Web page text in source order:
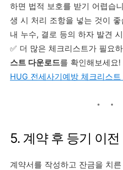
하면 법적 보호를 받기 어렵습
생 시 처리 조항을 넣는 것이 좋
내 누수, 결로 등의 하자 발견
✅ 더 많은 체크리스트가 필요
스트 다운로드를 확인해보세요!
HUG 전세사기예방 체크리스트
5. 계약 후 등기 이
계약서를 작성하고 잔금을 치